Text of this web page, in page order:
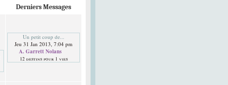
Derniers Messages
Un petit coup de...
Jeu 31 Jan 2013, 7:04 pm
A. Garrett Nolans
12 destins pour 1 vies